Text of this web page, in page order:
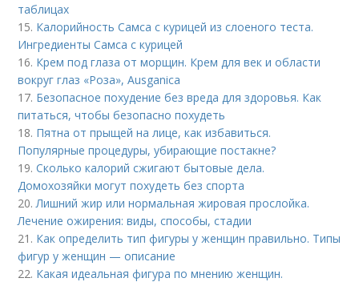
таблицах
15. Калорийность Самса с курицей из слоеного теста.
Ингредиенты Самса с курицей
16. Крем под глаза от морщин. Крем для век и области
вокруг глаз «Роза», Ausganica
17. Безопасное похудение без вреда для здоровья. Как
питаться, чтобы безопасно похудеть
18. Пятна от прыщей на лице, как избавиться.
Популярные процедуры, убирающие постакне?
19.Сколько калорий сжигают бытовые дела.
Домохозяйки могут похудеть без спорта
20.Лишний жир или нормальная жировая прослойка.
Лечение ожирения: виды, способы, стадии
21. Как определить тип фигуры у женщин правильно. Типы
фигур у женщин — описание
22. Какая идеальная фигура по мнению женщин.